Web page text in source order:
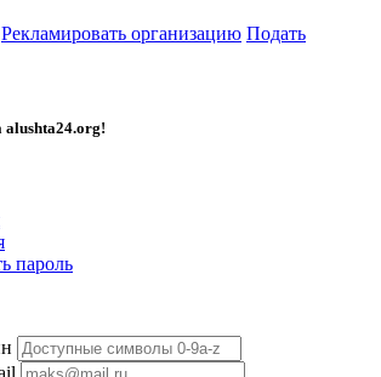
Рекламировать организацию Подать
alushta24.org!
пароль